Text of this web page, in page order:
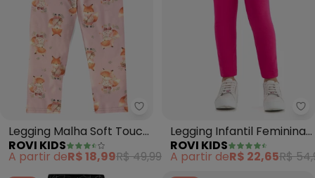
Rovi Kids - Legging Malha Soft
Legging Malha Soft Touch
(Rosa)
ROVI KIDS
A partir deR$ 18,99R$ 49,99
Legging Infantil Feminina
Molecotton (Rosa)
ROVI KIDS
A partir deR$ 22,65R$